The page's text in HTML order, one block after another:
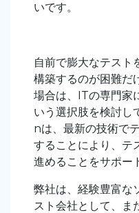
いです。
自前で膨大なテスト
構築するのが困難だ
場合は、ITの専門家
いう選択肢を検討し
nは、最新の技術で
することにより、テ
進めることをサポー
弊社は、経験豊富な
スト会社として、ま